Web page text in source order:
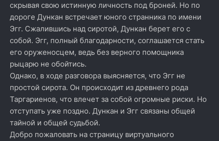
скрывая свою истинную личность под броней. Но по
дороге Дункан встречает юного странника по имени
Эгг. Сжалившись над сиротой, Дункан берет его с
собой. Эгг, полный благодарности, соглашается стать
его оруженосцем, ведь без верного помощника
рыцарю не обойтись.
Однако, в ходе разговора выясняется, что Эгг не
простой сирота. Он происходит из древнего рода
Таргариенов, что влечет за собой огромные риски. Но
отступать уже поздно. Дункан и Эгг связаны общей
тайной и общей судьбой.
Добро пожаловать на страницу виртуального